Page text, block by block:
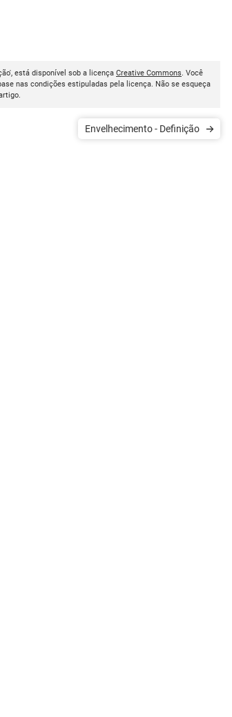
está disponível sob a licença Creative Commons. Você
nas condições estipuladas pela licença. Não se esqueça
Envelhecimento - Definição